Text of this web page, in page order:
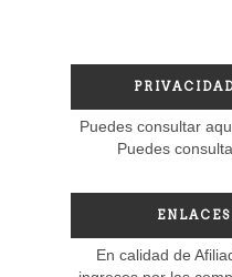
Puedes consultar
Puedes
En calidad de